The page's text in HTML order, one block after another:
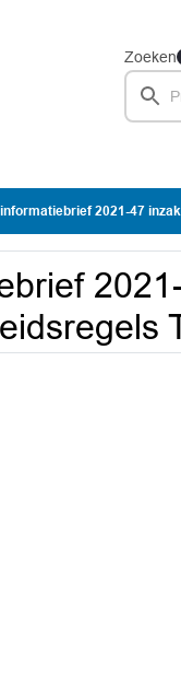
Zoeken
2021-47 inzake